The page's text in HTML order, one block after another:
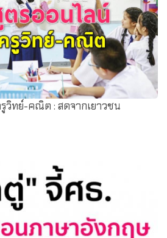
วิทย์-คณิต : สดจากเยาวชน